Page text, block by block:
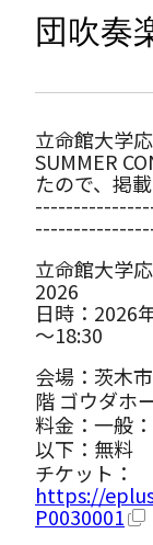
団吹奏
立命館大学
SUMMER
たので、掲
立命館大学
2026
日時：2026
～18:30
会場：茨木
階 ゴウダホ
料金：一般
以下：無料
チケット：
https://
P0030001